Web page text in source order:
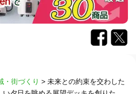
・街づくり > 未来との約束を交わした